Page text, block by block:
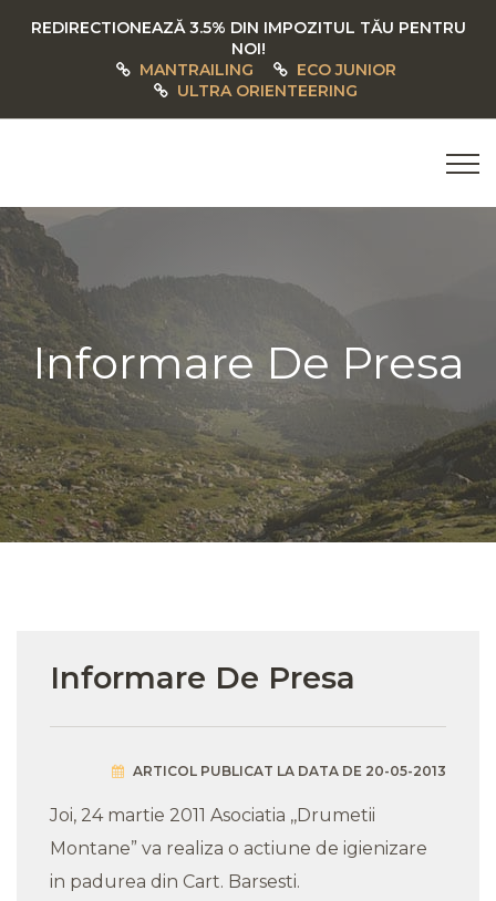
REDIRECTIONEAZĂ 3.5% DIN IMPOZITUL TĂU PENTRU
NOI!
MANTRAILING
ECO JUNIOR
ULTRA ORIENTEERING
Informare De Presa
Informare De Presa
ARTICOL PUBLICAT LA DATA DE 20-05-2013
Joi, 24 martie 2011 Asociatia ,,Drumetii
Montane” va realiza o actiune de igienizare
in padurea din Cart. Barsesti.